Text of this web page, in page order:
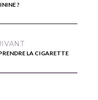
?
LA CIGARETTE